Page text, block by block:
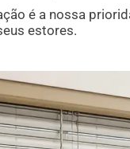
é a nossa
estores.